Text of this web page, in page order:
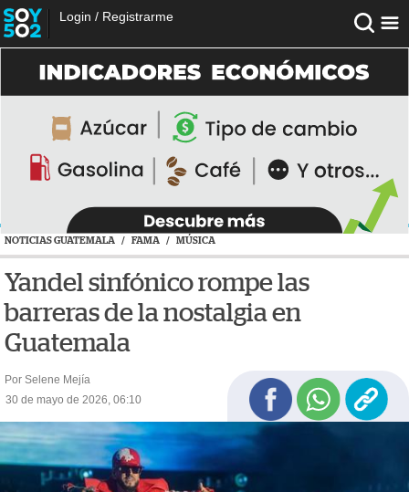
Login / Registrarme
NOTICIAS GUATEMALA / FAMA / MÚSICA
Yandel sinfónico rompe las
barreras de la nostalgia en
Guatemala
Por Selene Mejía
30 de mayo de 2026, 06:10